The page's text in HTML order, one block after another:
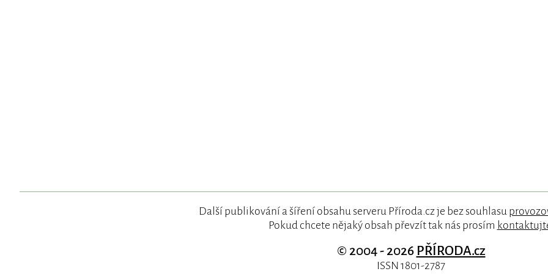
Další publikování a šíření obsahu serveru Příroda.cz je bez souhlasu
Pokud chcete nějaký obsah převzít tak nás prosím
© 2004 - 2026 PŘÍRODA.cz
ISSN 1801-2787